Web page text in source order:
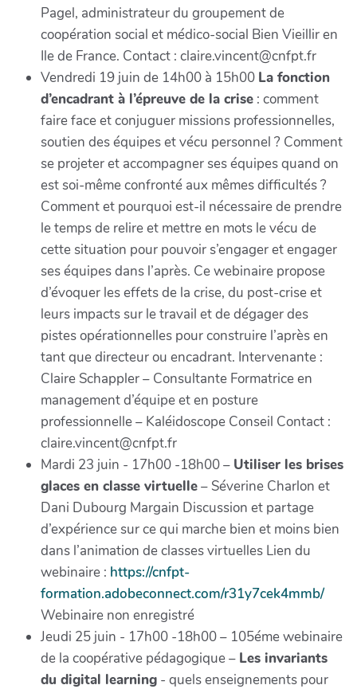
Pagel, administrateur du groupement de
coopération social et médico-social Bien Vieillir en
Ile de France. Contact : claire.vincent@cnfpt.fr
Vendredi 19 juin de 14h00 à 15h00 La fonction
d’encadrant à l’épreuve de la crise : comment
faire face et conjuguer missions professionnelles,
soutien des équipes et vécu personnel ? Comment
se projeter et accompagner ses équipes quand on
est soi-même confronté aux mêmes difficultés ?
Comment et pourquoi est-il nécessaire de prendre
le temps de relire et mettre en mots le vécu de
cette situation pour pouvoir s’engager et engager
ses équipes dans l’après. Ce webinaire propose
d’évoquer les effets de la crise, du post-crise et
leurs impacts sur le travail et de dégager des
pistes opérationnelles pour construire l’après en
tant que directeur ou encadrant. Intervenante :
Claire Schappler – Consultante Formatrice en
management d’équipe et en posture
professionnelle – Kaléidoscope Conseil Contact :
claire.vincent@cnfpt.fr
Mardi 23 juin - 17h00 -18h00 – Utiliser les brises
glaces en classe virtuelle– Séverine Charlon et
Dani Dubourg Margain Discussion et partage
d’expérience sur ce qui marche bien et moins bien
dans l’animation de classes virtuelles Lien du
webinaire : https://cnfpt-
formation.adobeconnect.com/r31y7cek4mmb/
Webinaire non enregistré
Jeudi 25 juin - 17h00 -18h00 – 105éme webinaire
de la coopérative pédagogique – Les invariants
du digital learning - quels enseignements pour